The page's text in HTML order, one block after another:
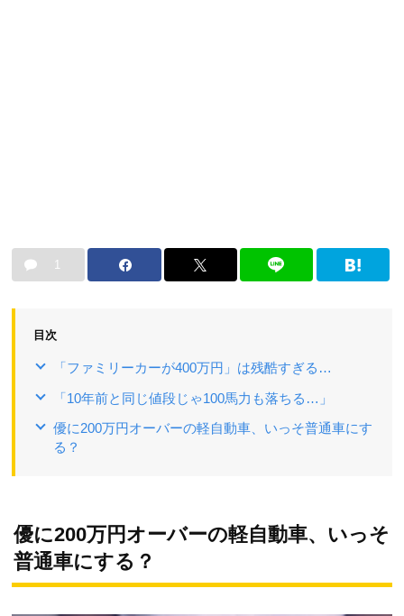
1
目次
「ファミリーカーが400万円」は残酷すぎる…
「10年前と同じ値段じゃ100馬力も落ちる…」
優に200万円オーバーの軽自動車、いっそ普通車にす
る？
優に200万円オーバーの軽自動車、いっそ
普通車にする？